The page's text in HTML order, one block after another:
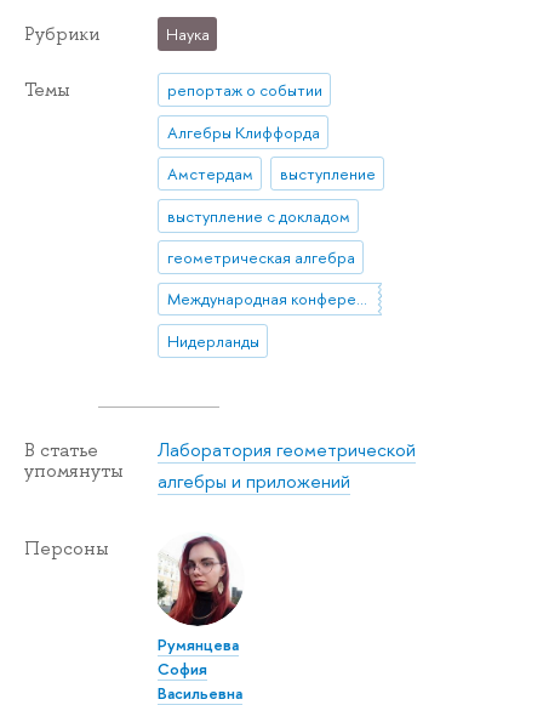
Рубрики Наука
Темы
репортаж о событии
Алгебры Клиффорда
Амстердам
выступление
выступление с докладом
геометрическая алгебра
Международная конференция
Нидерланды
В статье
упомянуты
Лаборатория геометрической
алгебры и приложений
Персоны
Румянцева
София
Васильевна